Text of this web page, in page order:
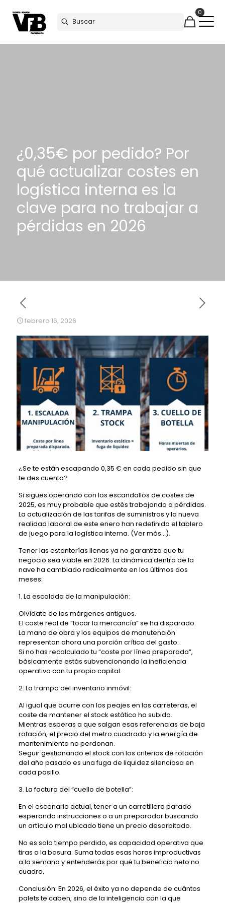
0
¿0,35€ por pedido? Por
qué actualizar costes en
logística interna es la
clave para no trabajar a
pérdidas en 2026
febrero 16, 2026
¿Se te están escapando 0,35 € en cada pedido sin que
te des cuenta?
Si sigues operando con los escandallos de costes de
2025, es muy probable que estés trabajando a pérdidas.
La actualización de las tarifas de suministros y la nueva
realidad laboral de este enero han redefinido el tablero
de juego para la logística interna. (Ver más…).
Tener las estanterías llenas ya no garantiza que tu
negocio sea viable en 2026. La dinámica dentro de la
nave ha cambiado radicalmente en los últimos dos
meses:
1. La escalada de la manipulación:
Olvídate de los márgenes antiguos.
El coste real de “tocar la mercancía” se ha disparado.
La mano de obra y los equipos de manutención
representan ahora una porción crítica del gasto.
Si no has recalculado tu “coste por línea preparada”,
básicamente estás subvencionando la ineficiencia
operativa con tu propio capital.
2. La trampa del inventario inmóvil:
Al igual que ocurre con los peajes en las carreteras, el
coste de mantener el stock estático ha subido.
Mientras esperas a que salgan esas referencias de baja
rotación, el precio del metro cuadrado y la energía de
mantenimiento no perdonan.
Seguir gestionando el stock con los criterios de rotación
del año pasado es una fuga de liquidez silenciosa en
cada pasillo.
3. La factura del “cuello de botella”:
En el escenario actual, tener a un carretillero parado
esperando instrucciones o a un preparador buscando
un artículo mal ubicado tiene un precio desorbitado.
No es solo tiempo perdido, es capacidad operativa que
tiras a la basura. Suma todas esas horas improductivas
a la semana y entenderás por qué tu beneficio neto no
cuadra.
Conclusión: En 2026, el éxito ya no depende de cuántos
palets te caben, sino de la inteligencia con la que